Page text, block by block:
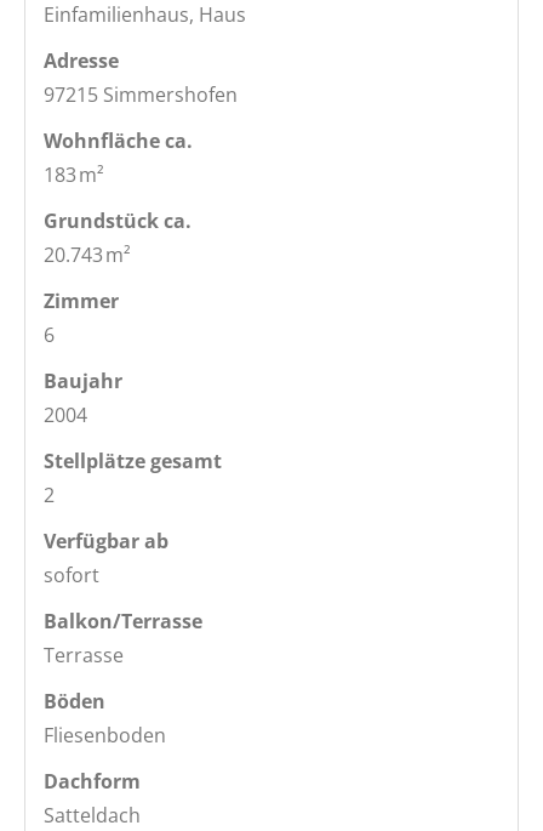
Einfamilienhaus, Haus
Adresse
97215 Simmershofen
Wohnfläche ca.
183 m²
Grund­stück ca.
20.743 m²
Zimmer
6
Baujahr
2004
Stellplätze gesamt
2
Verfügbar ab
sofort
Balkon/Terrasse
Terrasse
Böden
Fliesenboden
Dachform
Satteldach